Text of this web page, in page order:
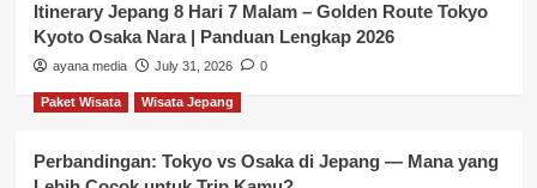
Itinerary Jepang 8 Hari 7 Malam – Golden Route Tokyo
Kyoto Osaka Nara | Panduan Lengkap 2026
ayana media July 31, 2026 0
Paket Wisata Wisata Jepang
Perbandingan: Tokyo vs Osaka di Jepang — Mana yang